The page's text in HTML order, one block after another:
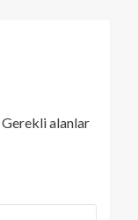
Gerekli alanlar